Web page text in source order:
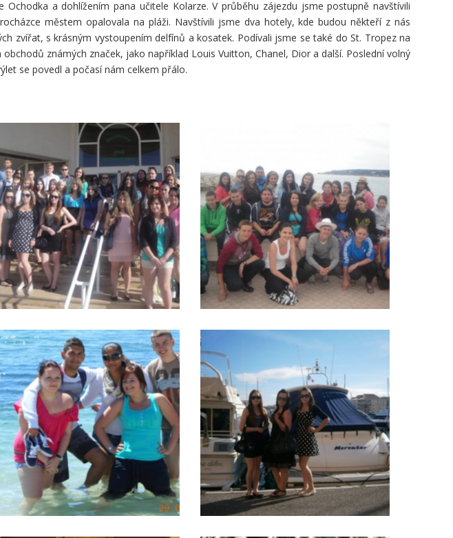
a dohlížením pana učitele Kolarze. V průběhu zájezdu jsme postupně navštívili
městem opalovala na pláži. Navštívili jsme dva hotely, kde budou někteří z nás
zvířat, s krásným vystoupením delfínů a kosatek. Podívali jsme se také do St. Tropez na
známých značek, jako například Louis Vuitton, Chanel, Dior a další. Poslední volný
se povedl a počasí nám celkem přálo.